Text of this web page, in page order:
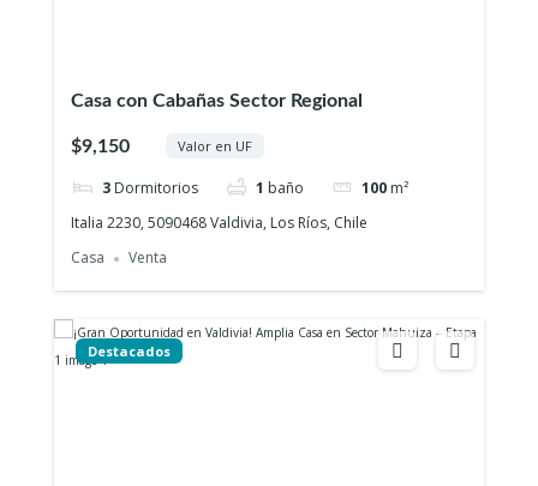
Casa con Cabañas Sector Regional
$9,150 Valor en UF
3 Dormitorios 1 baño 100 m²
Italia 2230, 5090468 Valdivia, Los Ríos, Chile
Casa
Venta
Destacados